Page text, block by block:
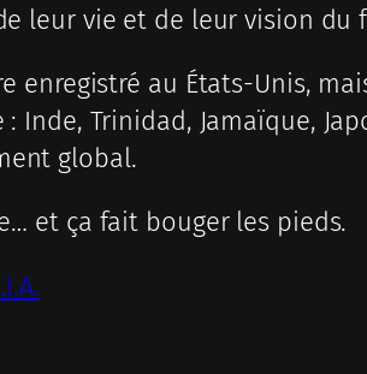
leur vie et de leur vision du
enregistré au États-Unis,
: Inde, Trinidad, Jamaïque,
global.
et ça fait bouger les pieds.